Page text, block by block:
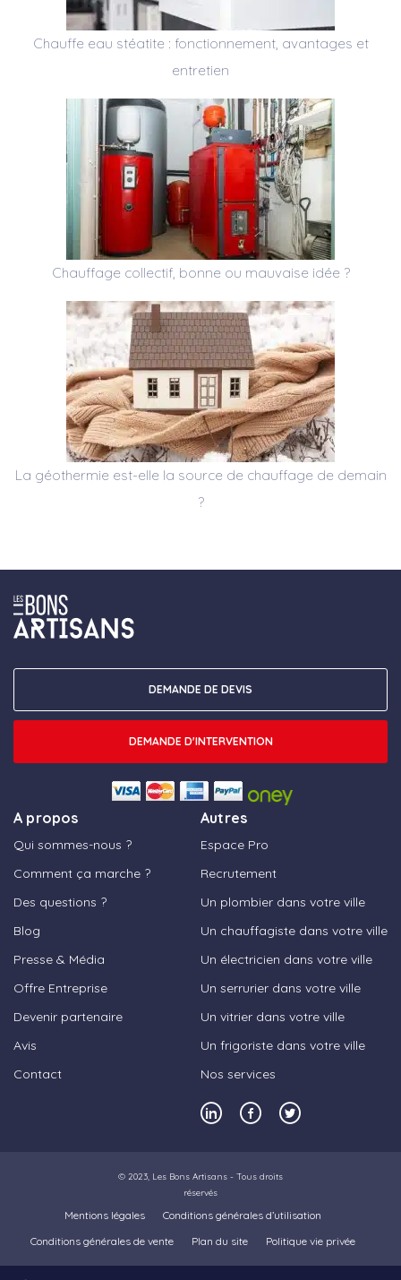
Chauffe eau stéatite : fonctionnement, avantages et
entretien
Chauffage collectif, bonne ou mauvaise idée ?
La géothermie est-elle la source de chauffage de demain
?
A propos
Qui sommes-nous ?
Comment ça marche ?
Des questions ?
Blog
Presse & Média
Offre Entreprise
Devenir partenaire
Avis
Contact
Autres
Espace Pro
Recrutement
Un plombier dans votre ville
Un chauffagiste dans votre ville
Un électricien dans votre ville
Un serrurier dans votre ville
Un vitrier dans votre ville
Un frigoriste dans votre ville
Nos services
DEMANDE DE DEVIS
DEMANDE D'INTERVENTION
© 2023, Les Bons Artisans - Tous droits
réservés
Mentions légales
Conditions générales d’utilisation
Conditions générales de vente
Plan du site Politique vie privée